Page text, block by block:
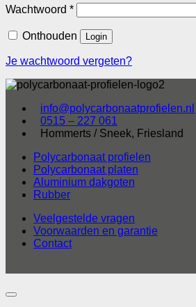
Wachtwoord *Vereist
Onthouden Login
Je wachtwoord vergeten?
info@polycarbonaatprofielen.nl
0515 – 227 061
Hommerts / Sneek, Friesland
Polycarbonaat profielen
Polycarbonaat platen
Aluminium dakgoten
Rubber
Veelgestelde vragen
Voorwaarden en garantie
Contact